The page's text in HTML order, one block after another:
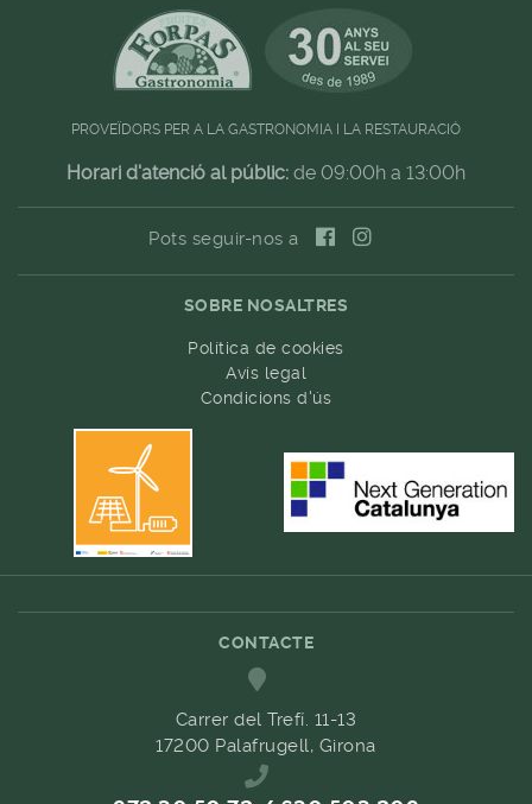
PROVEÏDORS PER A LA GASTRONOMIA I LA RESTAURACIÓ
Horari d'atenció al públic: de 09:00h a 13:00h
Pots seguir-nos a
SOBRE NOSALTRES
Política de cookies
Avís legal
Condicions d'ús
CONTACTE
Carrer del Trefí. 11-13
17200 Palafrugell, Girona